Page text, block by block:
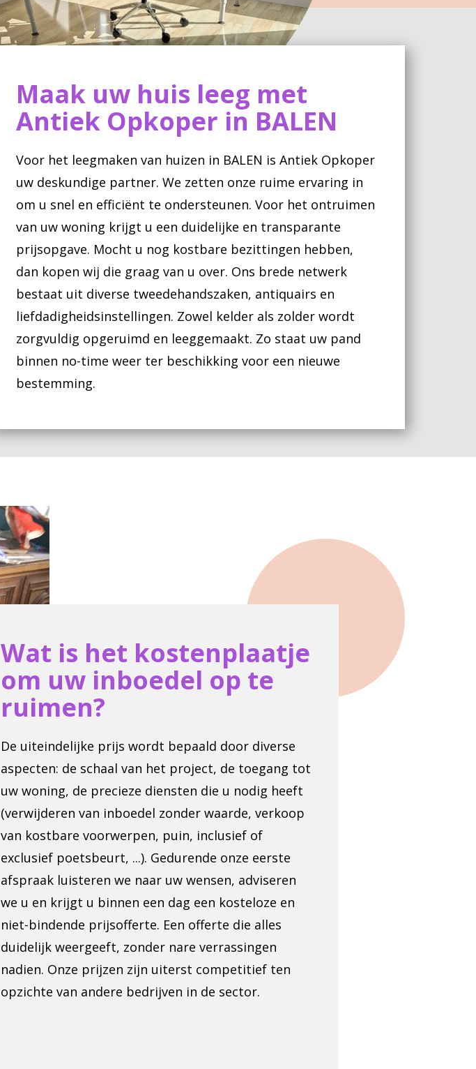
Maak uw huis leeg met
Antiek Opkoper in BALEN
Voor het leegmaken van huizen in BALEN is Antiek Opkoper
uw deskundige partner. We zetten onze ruime ervaring in
om u snel en efficiënt te ondersteunen. Voor het ontruimen
van uw woning krijgt u een duidelijke en transparante
prijsopgave. Mocht u nog kostbare bezittingen hebben,
dan kopen wij die graag van u over. Ons brede netwerk
bestaat uit diverse tweedehandszaken, antiquairs en
liefdadigheidsinstellingen. Zowel kelder als zolder wordt
zorgvuldig opgeruimd en leeggemaakt. Zo staat uw pand
binnen no-time weer ter beschikking voor een nieuwe
bestemming.
Wat is het kostenplaatje
om uw inboedel op te
ruimen?
De uiteindelijke prijs wordt bepaald door diverse
aspecten: de schaal van het project, de toegang tot
uw woning, de precieze diensten die u nodig heeft
(verwijderen van inboedel zonder waarde, verkoop
van kostbare voorwerpen, puin, inclusief of
exclusief poetsbeurt, ...). Gedurende onze eerste
afspraak luisteren we naar uw wensen, adviseren
we u en krijgt u binnen een dag een kosteloze en
niet-bindende prijsofferte. Een offerte die alles
duidelijk weergeeft, zonder nare verrassingen
nadien. Onze prijzen zijn uiterst competitief ten
opzichte van andere bedrijven in de sector.